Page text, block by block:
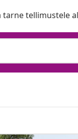
tarne tellimustele